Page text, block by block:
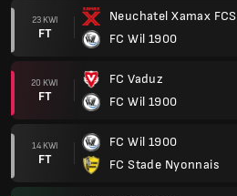
23 KWI
FT
Neuchatel Xamax FCS
FC Wil 1900
20 KWI
FT
FC Vaduz
FC Wil 1900
14 KWI
FT
FC Wil 1900
FC Stade Nyonnais